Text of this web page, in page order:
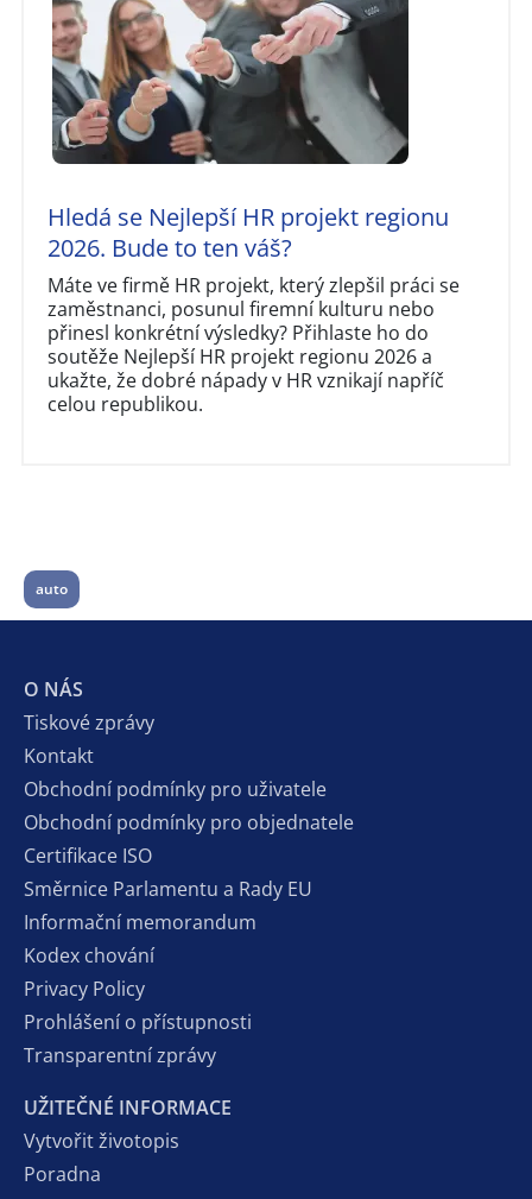
Hledá se Nejlepší HR projekt regionu
2026. Bude to ten váš?
Máte ve firmě HR projekt, který zlepšil práci se
zaměstnanci, posunul firemní kulturu nebo
přinesl konkrétní výsledky? Přihlaste ho do
soutěže Nejlepší HR projekt regionu 2026 a
ukažte, že dobré nápady v HR vznikají napříč
celou republikou.
auto
O NÁS
Tiskové zprávy
Kontakt
Obchodní podmínky pro uživatele
Obchodní podmínky pro objednatele
Certifikace ISO
Směrnice Parlamentu a Rady EU
Informační memorandum
Kodex chování
Privacy Policy
Prohlášení o přístupnosti
Transparentní zprávy
UŽITEČNÉ INFORMACE
Vytvořit životopis
Poradna